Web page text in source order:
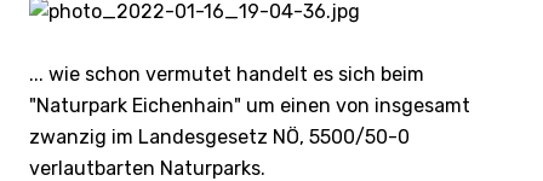
... wie schon vermutet handelt es sich beim
"Naturpark Eichenhain" um einen von insgesamt
zwanzig im Landesgesetz NÖ, 5500/50-0
verlautbarten Naturparks.